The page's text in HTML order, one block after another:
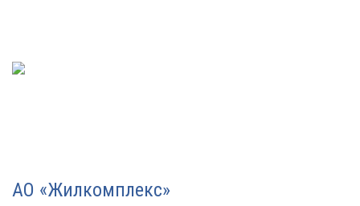
АО «Жилкомплекс»